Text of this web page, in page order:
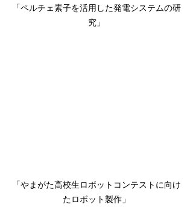
「ペルチェ素子を活用した発電システムの研
究」
「やまがた高校生ロボットコンテストに向け
たロボット製作」